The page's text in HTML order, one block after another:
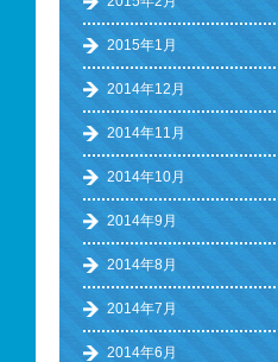
2015年1月
2014年12月
2014年11月
2014年10月
2014年9月
2014年8月
2014年7月
2014年6月